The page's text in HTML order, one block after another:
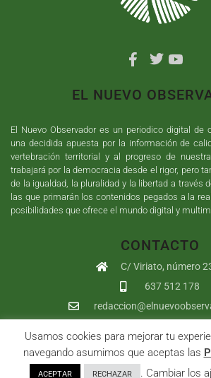
EL NUEVO
El Nuevo Observador es un periodico digital de
una decidida apuesta por la información de
vertebración territorial y al progreso de
trabajará por la democracia desde el rigor, pero
de la igualdad, la pluralidad y la libertad a través
las que primarán los contenidos pegados a la
posibilidades que ofrece el mundo digital y
CONTACTO
C/ Viriato, número
637 512 178
Copyright ©2026 El Nuevo Observador |
yDesarrollo| All Rights Reserved |
Usamos cookies para mejorar tu
navegando asumimos que aceptas las
ACEPTAR RECHAZAR . Cambiar los